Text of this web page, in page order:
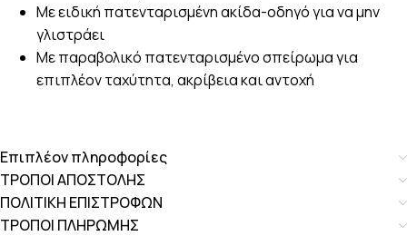
Με ειδική πατενταρισμένη ακίδα-οδηγό για να μην
γλιστράει
Με παραβολικό πατενταρισμένο σπείρωμα για
επιπλέον ταχύτητα, ακρίβεια και αντοχή
Επιπλέον πληροφορίες
ΤΡΟΠΟΙ ΑΠΟΣΤΟΛΗΣ
ΠΟΛΙΤΙΚΗ ΕΠΙΣΤΡΟΦΩΝ
ΤΡΟΠΟΙ ΠΛΗΡΩΜΗΣ